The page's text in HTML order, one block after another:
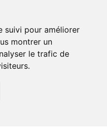
suivi pour améliorer
montrer un
le trafic de